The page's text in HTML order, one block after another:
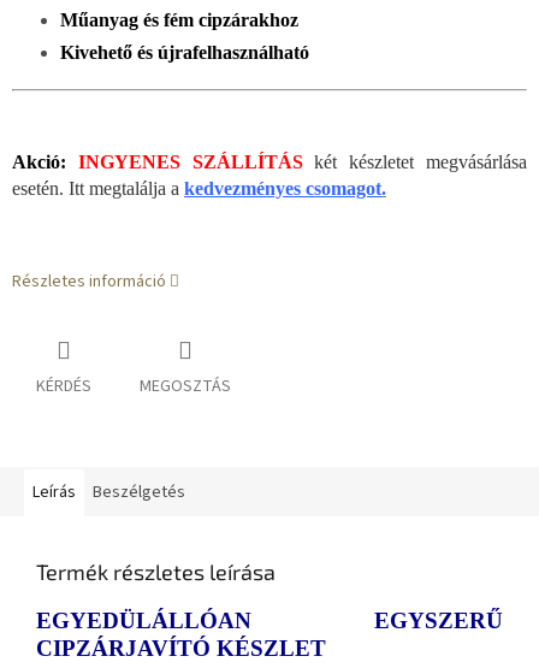
Műanyag és fém cipzárakhoz
Kivehető és újrafelhasználható
Akció: INGYENES SZÁLLÍTÁSkét készletet megvásárlása
esetén. Itt megtalálja a kedvezményes csomagot.
Részletes információ
KÉRDÉS MEGOSZTÁS
Leírás Beszélgetés
Termék részletes leírása
EGYEDÜLÁLLÓAN EGYSZERŰ
CIPZÁRJAVÍTÓ KÉSZLET